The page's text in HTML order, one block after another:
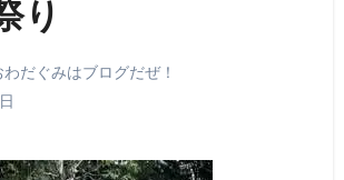
り
わだぐみはブログだぜ！